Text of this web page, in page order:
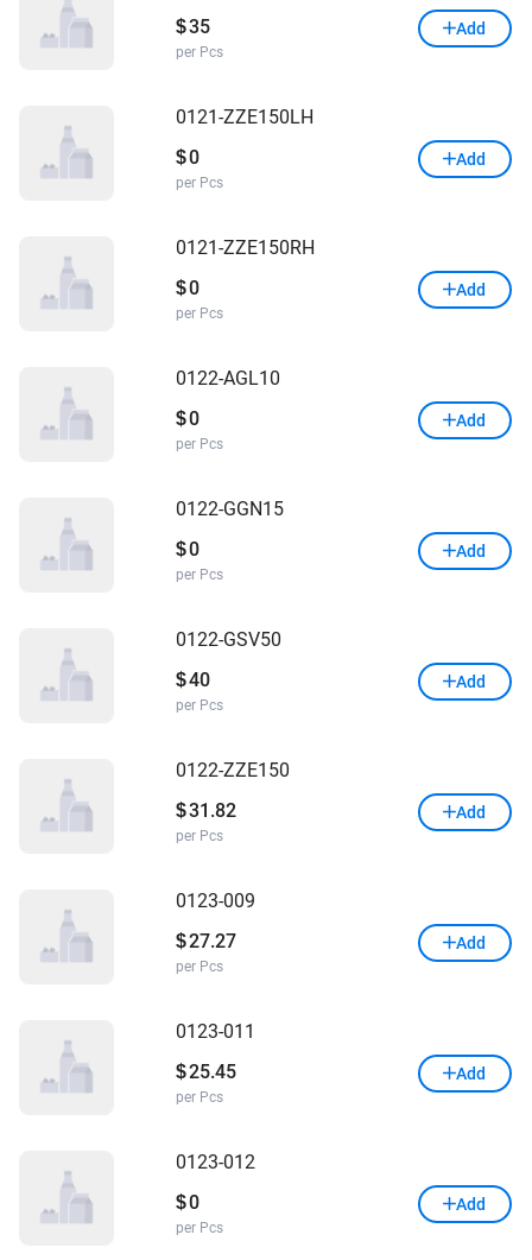
$35
per Pcs
Add
0121-ZZE150LH
$0
per Pcs
Add
0121-ZZE150RH
$0
per Pcs
Add
0122-AGL10
$0
per Pcs
Add
0122-GGN15
$0
per Pcs
Add
0122-GSV50
$40
per Pcs
Add
0122-ZZE150
$31.82
per Pcs
Add
0123-009
$27.27
per Pcs
Add
0123-011
$25.45
per Pcs
Add
0123-012
$0
per Pcs
Add